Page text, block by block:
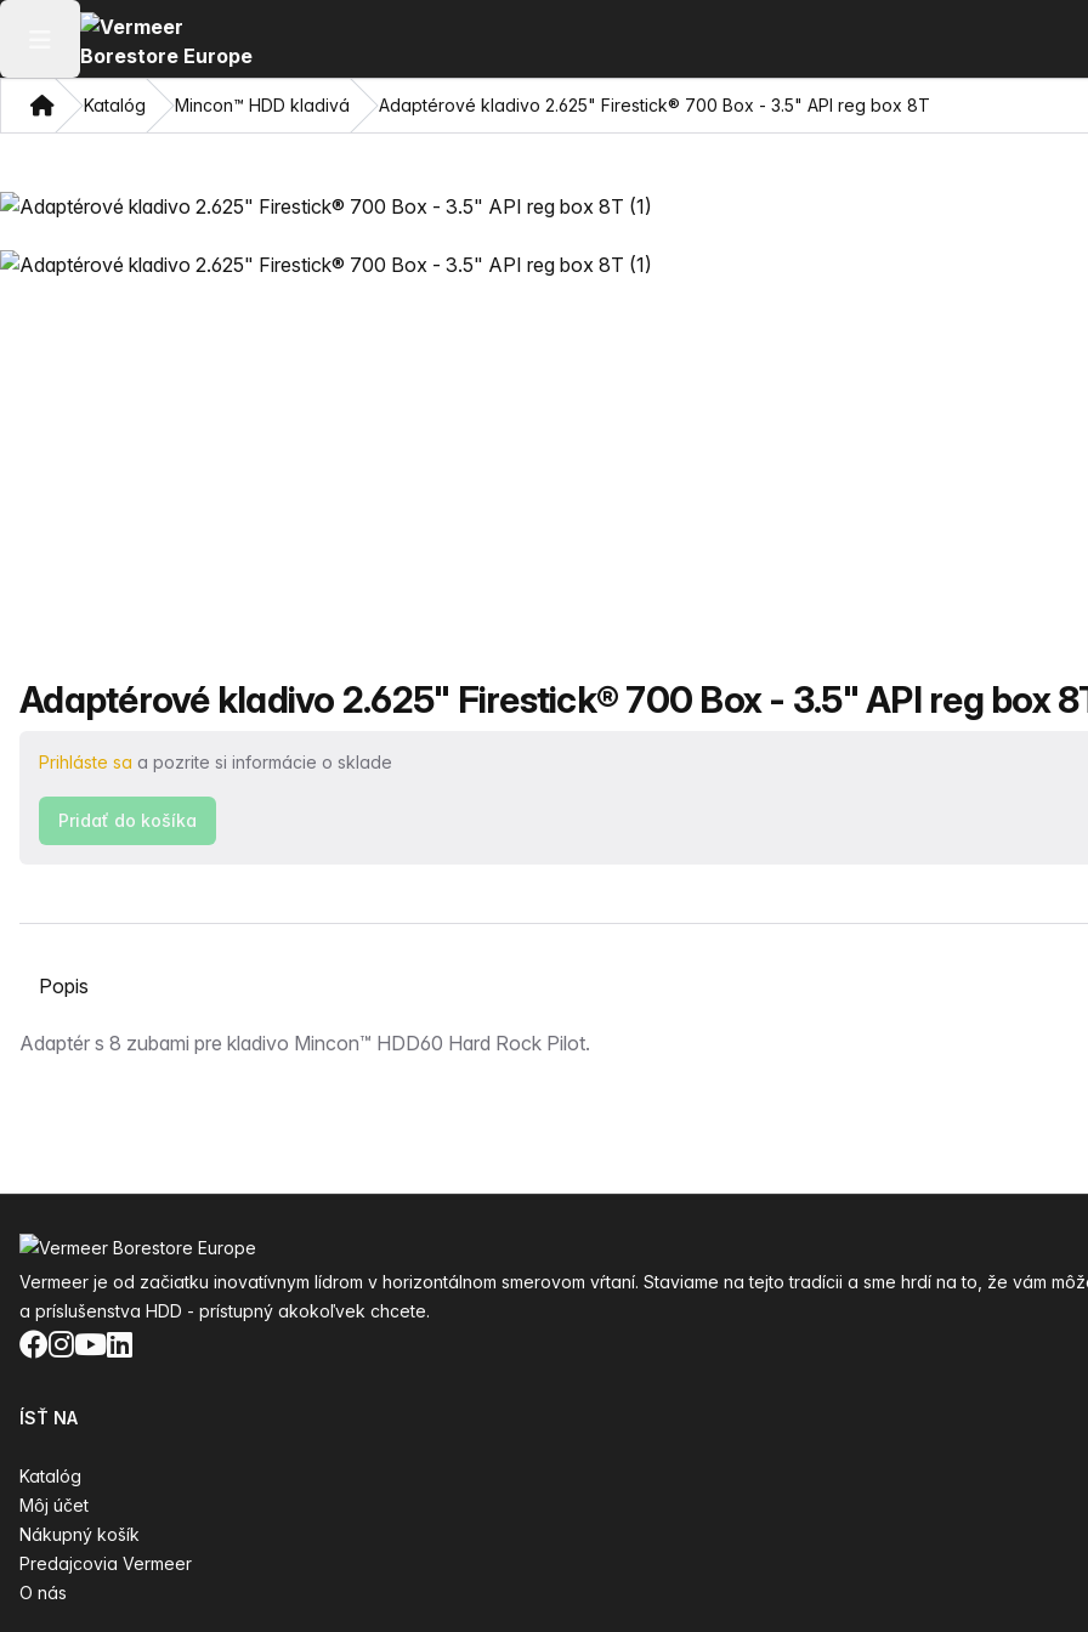
Otvoriť hlavné menu
DomovKatalóg Mincon™ HDD kladivá Adaptérové kladivo 2.625" Firestick® 700 Box - 3.5" API reg box 8T
Názov produktu
Adaptérové kladivo 2.625" Firestick® 700 Box - 3.5" API reg box
Prihláste sa a pozrite si informácie o sklade
Pridať do košíka
Vyberte kartu
Popis
Adaptér s 8 zubami pre kladivo Mincon™ HDD60 Hard Rock Pilot.
Vermeer je od začiatku inovatívnym lídrom v horizontálnom smerovom vŕtaní. Staviame na tejto tradícii a sme hrdí na to, že vám
a príslušenstva HDD - prístupný akokoľvek chcete.
Facebook
Instagram
YouTube
LinkedIn
ÍSŤ NA
Katalóg
Môj účet
Nákupný košík
Predajcovia Vermeer
O nás